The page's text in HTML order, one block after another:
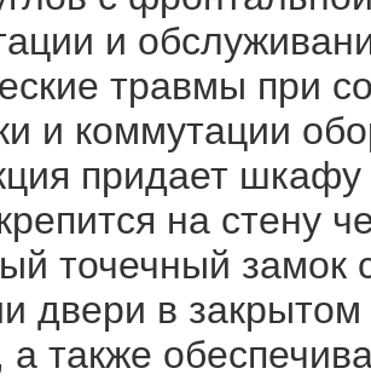
и
травмы при
и коммутации
придает
на стену
точечный замок
двери в
а также